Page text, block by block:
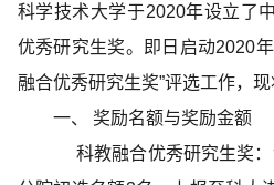
科学技术大学于2020年设立了
优秀研究生奖。即日启动2020
融合优秀研究生奖”评选工作，
一、
奖励名额与奖励金额
科教融合优秀研究生奖